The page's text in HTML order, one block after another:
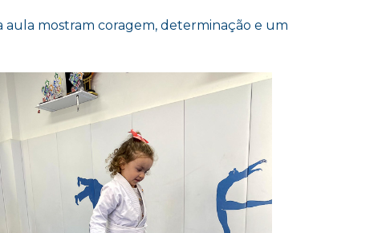
aula mostram coragem, determinação e um